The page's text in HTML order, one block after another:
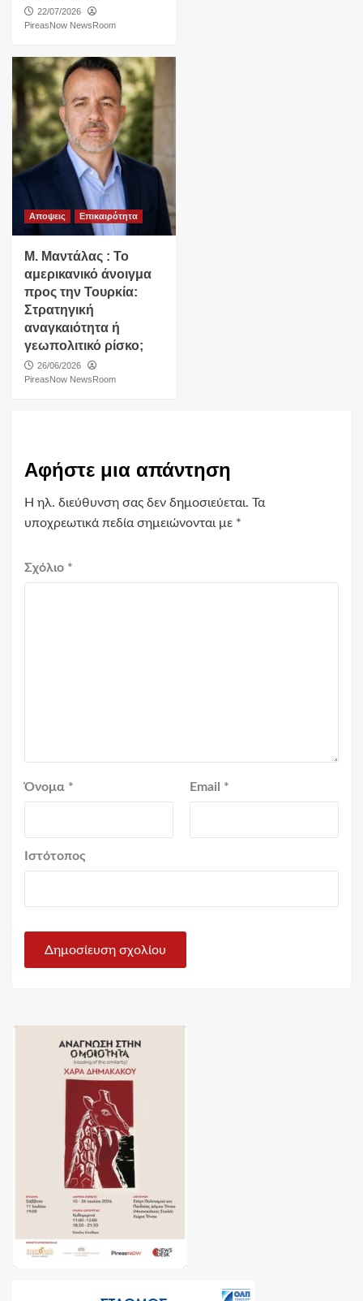
22/07/2026
PireasNow NewsRoom
Αποψεις Επικαιρότητα
Μ. Μαντάλας : Το
αμερικανικό άνοιγμα
προς την Τουρκία:
Στρατηγική
αναγκαιότητα ή
γεωπολιτικό ρίσκο;
26/06/2026
PireasNow NewsRoom
Αφήστε μια απάντηση
Η ηλ. διεύθυνση σας δεν δημοσιεύεται. Τα
υποχρεωτικά πεδία σημειώνονται με *
Σχόλιο *
Όνομα * Email *
Ιστότοπος